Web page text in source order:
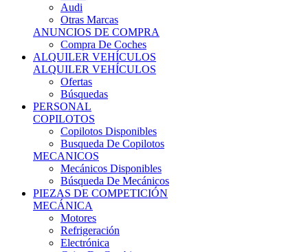
Otras Marcas
ANUNCIOS DE COMPRA
Compra De Coches
ALQUILER VEHÍCULOS
ALQUILER VEHÍCULOS
Ofertas
Búsquedas
PERSONAL
COPILOTOS
Copilotos Disponibles
Busqueda De Copilotos
MECANICOS
Mecánicos Disponibles
Búsqueda De Mecánicos
PIEZAS DE COMPETICIÓN
MECÁNICA
Motores
Refrigeración
Electrónica
Cajas De Cambio